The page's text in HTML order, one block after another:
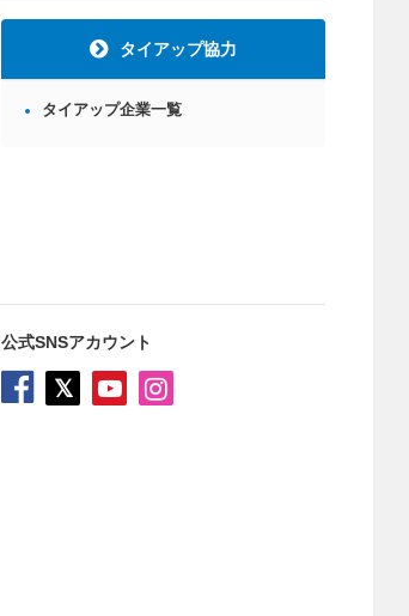
タイアップ協力
タイアップ企業一覧
公式SNSアカウント